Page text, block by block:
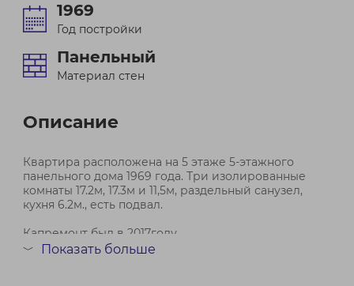
1969
Год постройки
Панельный
Материал стен
Описание
Квартира расположена на 5 этаже 5-этажного
панельного дома 1969 года. Три изолированные
комнаты 17.2м, 17.3м и 11,5м, раздельный санузел,
кухня 6.2м., есть подвал.
Капремонт был в 2017году.
﹀ Показать больше